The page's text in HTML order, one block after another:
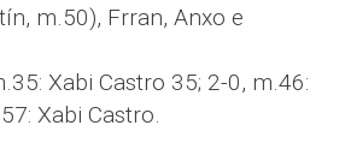
m.50), Frran, Anxo e
Xabi Castro 35; 2-0, m.46:
Xabi Castro.